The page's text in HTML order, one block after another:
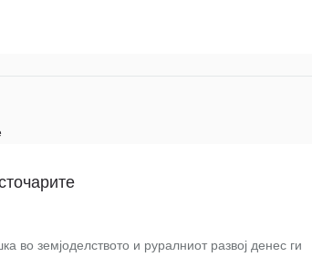
во земјоделството и руралниот развој денес ги